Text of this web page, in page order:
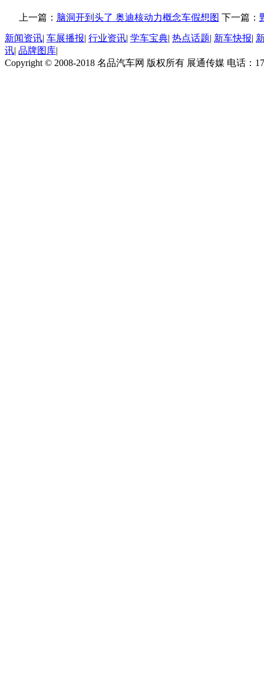
上一篇： 脑洞开到头了 奥迪核动力概念车假想图 下一篇：
新闻资讯| 车展播报| 行业资讯| 学车宝典| 热点话题| 新车快报|
讯| 品牌图库|
Copyright © 2008-2018 名品汽车网 版权所有 展通传媒 电话：